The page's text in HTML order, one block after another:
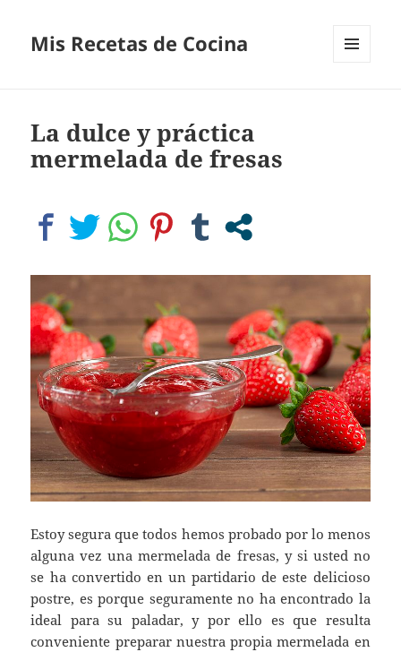
Mis Recetas de Cocina
La dulce y práctica
mermelada de fresas
Estoy segura que todos hemos probado por lo menos
alguna vez una mermelada de fresas, y si usted no
se ha convertido en un partidario de este delicioso
postre, es porque seguramente no ha encontrado la
ideal para su paladar, y por ello es que resulta
conveniente preparar nuestra propia mermelada en